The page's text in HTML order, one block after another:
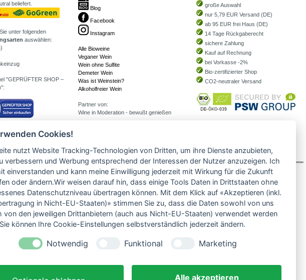
beliefert.
unter folgenden
auswählen:
"GEPRÜFTER SHOP –
Blog
Facebook
Instagram
Alle Bioweine
Veganer Wein
Wein ohne Sulfite
Demeter Wein
Was ist Weinstein?
Alkoholfreier Wein
Partner von:
Wine in Moderation - bewußt genießen
große Auswahl
nur 5,79 EUR Versand (DE)
ab 95 EUR frei Haus (DE)
14 Tage Rückgaberecht
sichere Zahlung
Kauf auf Rechnung
bei Vorkasse -2%
Bio-zertifizierter Shop
CO2-neutraler Versand
Jugendschutz Versand und Kosten Bezahlen Widerrufsrecht Vertrag widerrufen
Auswahl. UnserePartner.
Cookies!
nutzt Website Tracking-Technologien von Dritten, um ihre Dienste anzubieten,
verbessern und Werbung entsprechend der Interessen der Nutzer anzuzeigen. Ich
einverstanden und kann meine Einwilligung jederzeit mit Wirkung für die Zukunft
oder ändern.Wir weisen darauf hin, dass einige Tools Daten in Drittstaaten ohne
Datenschutzniveau übertragen können. Mit dem Klick auf «Akzeptieren (inkl.
in Nicht-EU-Staaten)» stimmen Sie zu, dass die Daten sowohl von uns
von den jeweiligen Drittanbietern (auch aus Nicht-EU-Staaten) verwendet werden
können Ihre Cookie-Einstellungen selbstverständlich jederzeit ändern.
Notwendig Funktional Marketing
Alle akzeptieren